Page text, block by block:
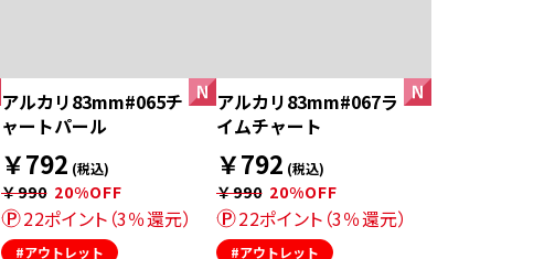
アルカリ83mm#065チ
ャートパール
￥792 (税込)
￥990 20%OFF
22ポイント（3％還元）
#アウトレット
アルカリ83mm#067ラ
イムチャート
￥792 (税込)
￥990 20%OFF
22ポイント（3％還元）
#アウトレット